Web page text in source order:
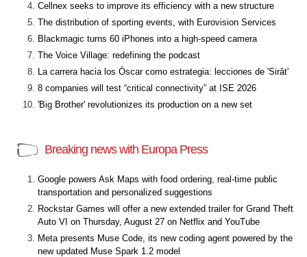
Cellnex seeks to improve its efficiency with a new structure
The distribution of sporting events, with Eurovision Services
Blackmagic turns 60 iPhones into a high-speed camera
The Voice Village: redefining the podcast
La carrera hacia los Óscar como estrategia: lecciones de 'Sirât'
8 companies will test “critical connectivity” at ISE 2026
'Big Brother' revolutionizes its production on a new set
Breaking news with Europa Press
Google powers Ask Maps with food ordering, real-time public
transportation and personalized suggestions
Rockstar Games will offer a new extended trailer for Grand Theft
Auto VI on Thursday, August 27 on Netflix and YouTube
Meta presents Muse Code, its new coding agent powered by the
new updated Muse Spark 1.2 model